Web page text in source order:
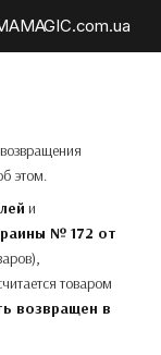
этом.
и
№ 172 от
товаром
возвращен в